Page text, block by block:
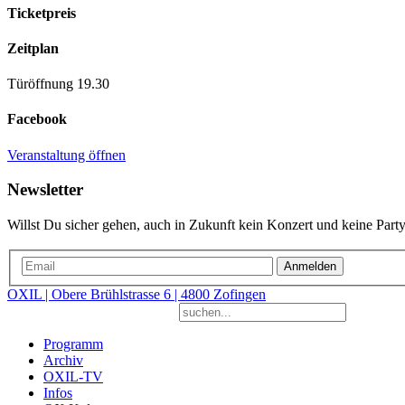
Ticketpreis
Zeitplan
Türöffnung 19.30
Facebook
Veranstaltung öffnen
Newsletter
Willst Du sicher gehen, auch in Zukunft kein Konzert und keine
Anmelden
OXIL | Obere Brühlstrasse 6 | 4800 Zofingen
Programm
Archiv
OXIL-TV
Infos